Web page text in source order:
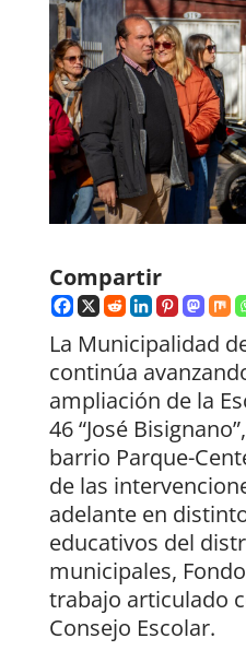
Compartir
La Municipalidad
continúa
ampliación de la
46 “José
barrio Parque-
de las
adelante en
educativos del
municipales,
trabajo articulado
Consejo Escolar.